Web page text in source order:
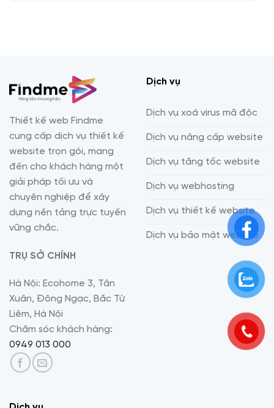
Thiết kế web Findme
cung cấp dịch vụ thiết kế
website trọn gói, mang
đến cho khách hàng một
giải pháp tối ưu và
chuyên nghiệp để xây
dựng nền tảng trực tuyến
vững chắc.
TRỤ SỞ CHÍNH
Hà Nội: Ecohome 3, Tân
Xuân, Đông Ngạc, Bắc Từ
Liêm, Hà Nội
Chăm sóc khách hàng:
0949 013 000
Dịch vụ
Dịch vụ xoá virus mã độc
Dịch vụ nâng cấp website
Dịch vụ tăng tốc website
Dịch vụ webhosting
Dịch vụ thiết kế website
Dịch vụ bảo mật website